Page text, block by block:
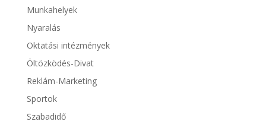
Munkahelyek
Nyaralás
Oktatási intézmények
Öltözködés-Divat
Reklám-Marketing
Sportok
Szabadidő